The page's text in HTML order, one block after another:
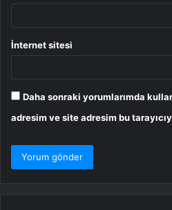
İnternet sitesi
Daha sonraki yorumlarımda
adresim ve site adresim bu